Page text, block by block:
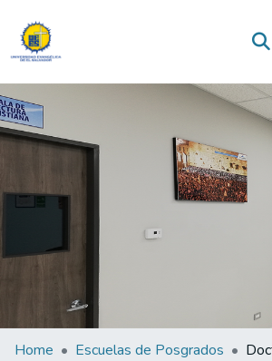
Communities & Collections
All of DSpace
Home Escuelas de Posgrados